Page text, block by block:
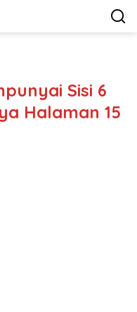
Sisi 6
Halaman 15